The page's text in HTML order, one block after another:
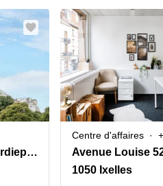
Louizalaan 480,18de verdieping
Centre d'affaires
Avenue Louise
1050 Ixelles